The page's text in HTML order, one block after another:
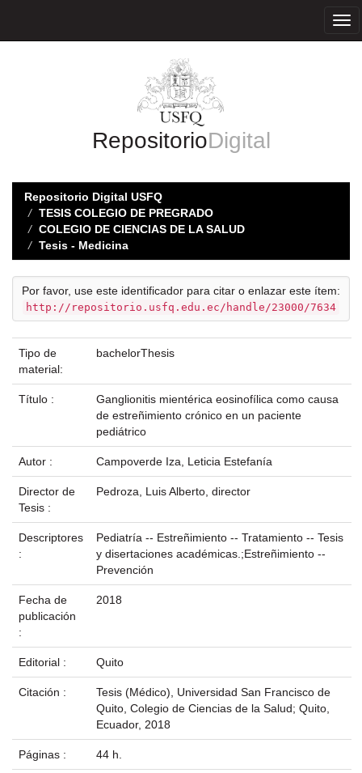
RepositorioDigital
Repositorio Digital USFQ
TESIS COLEGIO DE PREGRADO
COLEGIO DE CIENCIAS DE LA SALUD
Tesis - Medicina
Por favor, use este identificador para citar o enlazar este ítem:
http://repositorio.usfq.edu.ec/handle/23000/7634
Tipo de
material:
bachelorThesis
Título :
Ganglionitis mientérica eosinofílica como causa
de estreñimiento crónico en un paciente
pediátrico
Autor : Campoverde Iza, Leticia Estefanía
Director de
Tesis :
Pedroza, Luis Alberto, director
Descriptores
:
Pediatría -- Estreñimiento -- Tratamiento -- Tesis
y disertaciones académicas.;Estreñimiento --
Prevención
Fecha de
publicación
:
2018
Editorial : Quito
Citación :
Tesis (Médico), Universidad San Francisco de
Quito, Colegio de Ciencias de la Salud; Quito,
Ecuador, 2018
Páginas : 44 h.